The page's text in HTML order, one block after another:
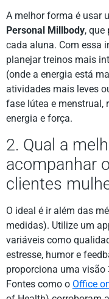
A melhor forma é usar
Personal Millbody, que
cada aluna. Com essa
planejar treinos mais
(onde a energia está
atividades mais leves
fase lútea e menstrual,
energia e força.
2. Qual a
acompanhar
clientes
O ideal é ir além das
medidas). Utilize um
variáveis como
estresse, humor e
proporciona uma visão
Fontes como o Office